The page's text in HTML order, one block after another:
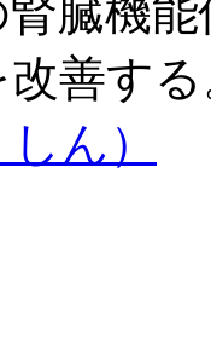
臓機
善す
ん）